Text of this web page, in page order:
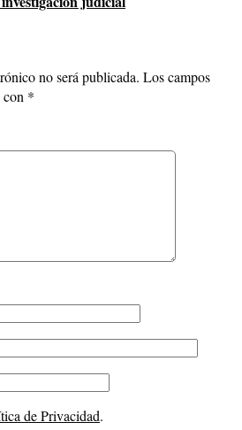
no será publicada. Los campos
con *
de Privacidad.